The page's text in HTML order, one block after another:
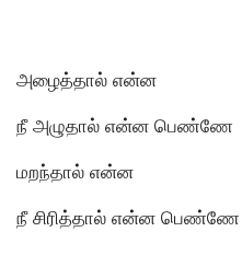
அழைத்தால் என்ன
நீ அழுதால் என்ன பெண்ணே
மறந்தால் என்ன
நீ சிரித்தால் என்ன பெண்ணே